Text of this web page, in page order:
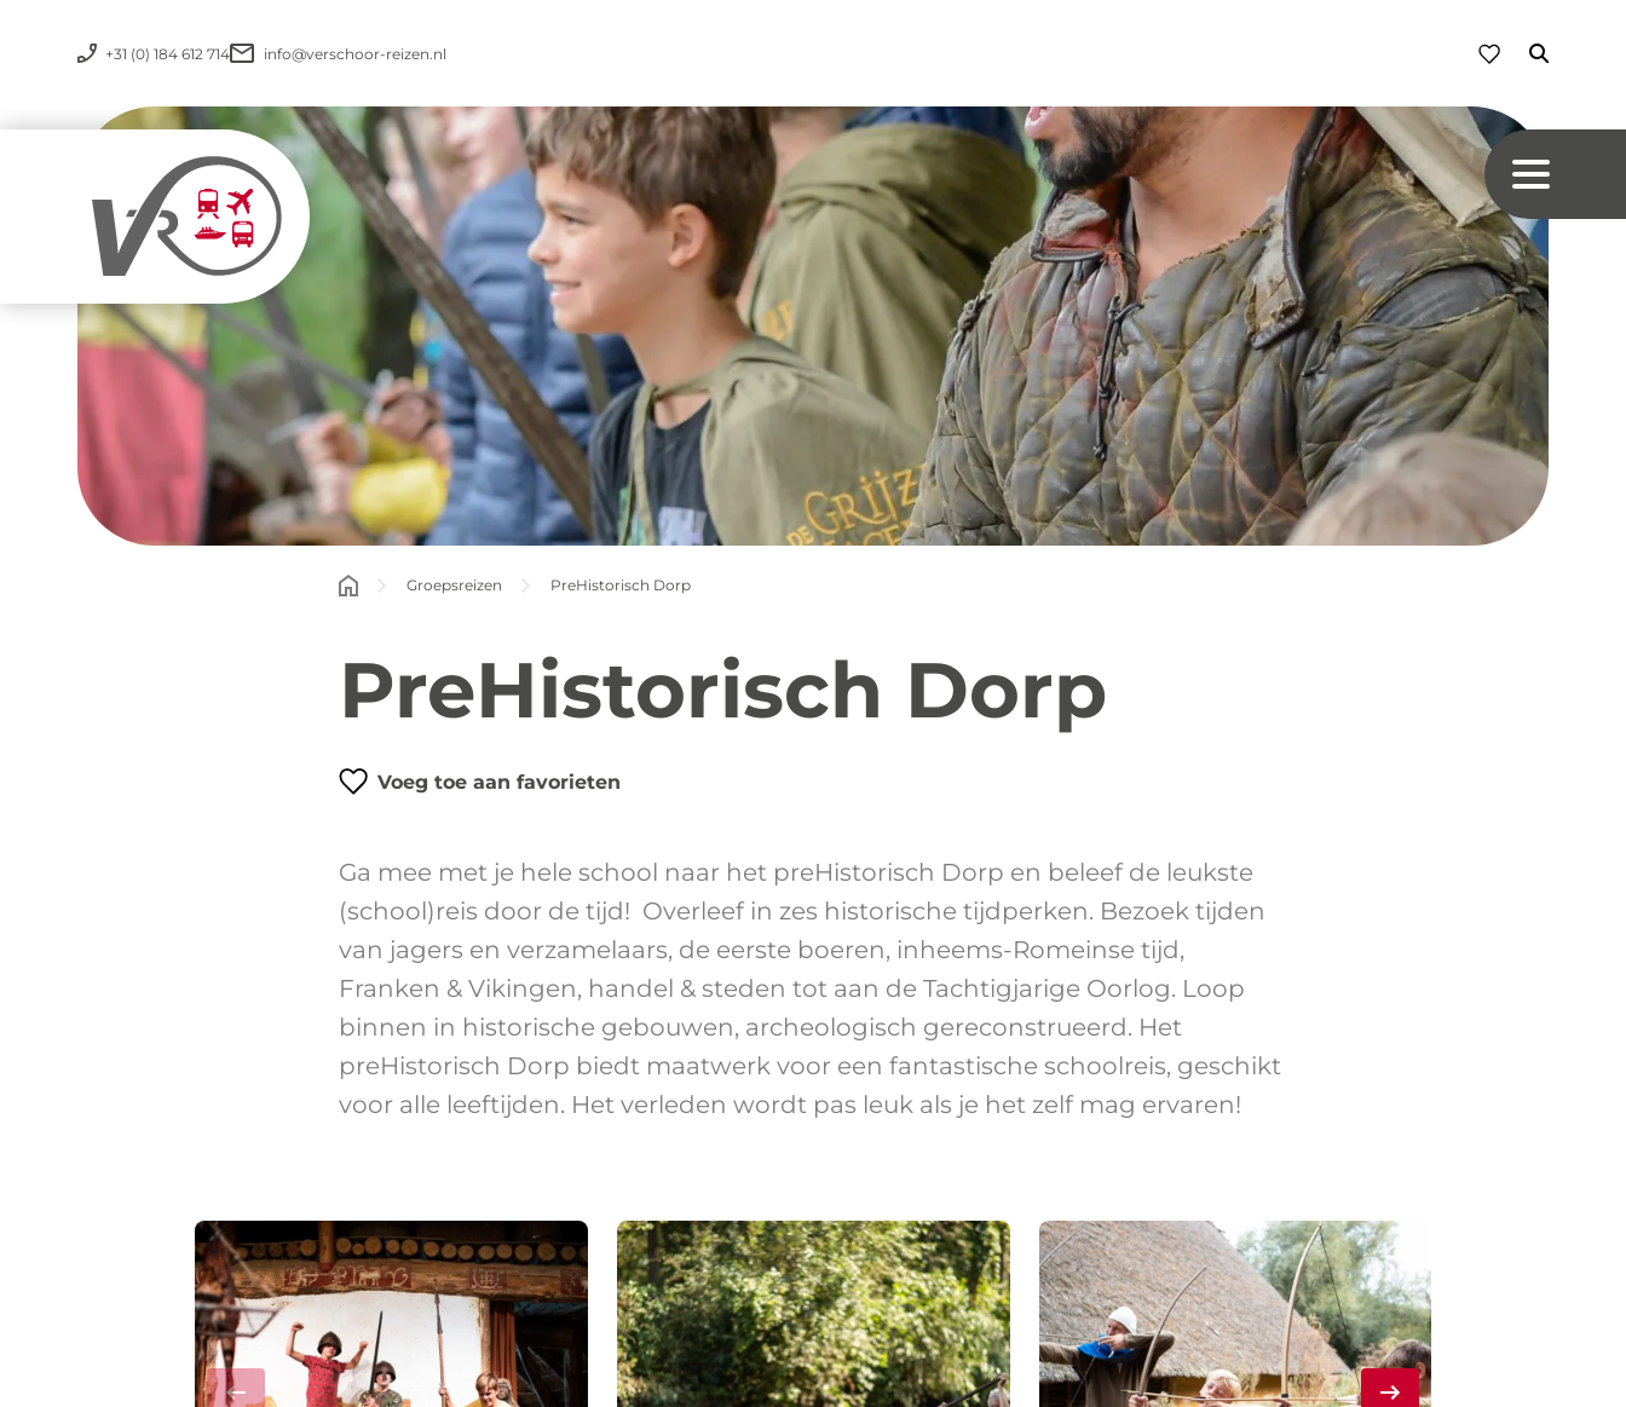
+31 (0) 184 612 714 info@verschoor-reizen.nl
Groepsreizen PreHistorisch Dorp
PreHistorisch Dorp
Voeg toe aan favorieten
Ga mee met je hele school naar het preHistorisch Dorp en beleef de leukste
(school)reis door de tijd! Overleef in zes historische tijdperken. Bezoek tijden
van jagers en verzamelaars, de eerste boeren, inheems-Romeinse tijd,
Franken & Vikingen, handel & steden tot aan de Tachtigjarige Oorlog. Loop
binnen in historische gebouwen, archeologisch gereconstrueerd. Het
preHistorisch Dorp biedt maatwerk voor een fantastische schoolreis, geschikt
voor alle leeftijden. Het verleden wordt pas leuk als je het zelf mag ervaren!